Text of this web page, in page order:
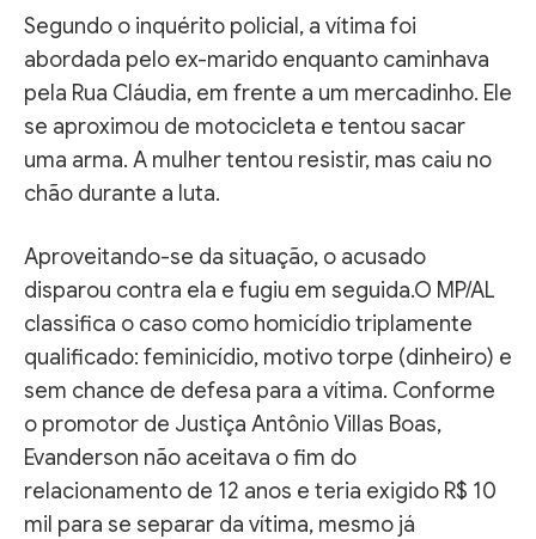
Segundo o inquérito policial, a vítima foi
abordada pelo ex-marido enquanto caminhava
pela Rua Cláudia, em frente a um mercadinho. Ele
se aproximou de motocicleta e tentou sacar
uma arma. A mulher tentou resistir, mas caiu no
chão durante a luta.
Aproveitando-se da situação, o acusado
disparou contra ela e fugiu em seguida.O MP/AL
classifica o caso como homicídio triplamente
qualificado: feminicídio, motivo torpe (dinheiro) e
sem chance de defesa para a vítima. Conforme
o promotor de Justiça Antônio Villas Boas,
Evanderson não aceitava o fim do
relacionamento de 12 anos e teria exigido R$ 10
mil para se separar da vítima, mesmo já